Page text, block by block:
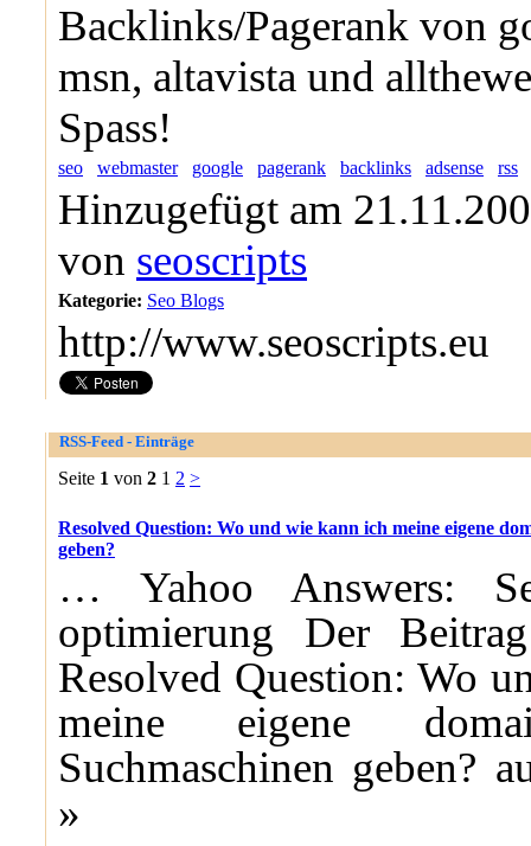
Backlinks/Pagerank von
msn, altavista und
Spass!
seo webmaster google pagerank backlinks adsense rss
Hinzugefügt am
von seoscripts
Kategorie: Seo Blogs
http://www.seoscripts.eu
RSS-Feed - Einträge
Seite 1 von 2 1 2 >
Resolved Question: Wo und wie kann ich meine eigene
geben?
… Yahoo Answers:
optimierung Der
Resolved Question: Wo
meine eigene
Suchmaschinen geben?
»